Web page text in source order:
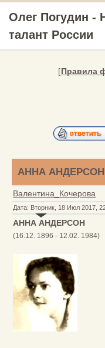
Олег Погудин -
талант России
[Правила
АННА АНДЕРСОН
Валентина_Кочерова
Дата: Вторник, 18 Июл 2017,
АННА АНДЕРСОН
(16.12. 1896 - 12.02. 1984)